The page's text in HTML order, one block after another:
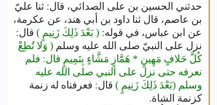
حدثني الحسين بن على الصدائي، قال: ثنا عليّ
بن عاصم، قال ثنا داود بن أبي هند، عن عكرمة،
عن ابن عباس، في قوله: ( بَعْدَ ذَلِكَ زَنِيمٍ ) قال:
نزل على النبيّ صلى الله عليه وسلم ( وَلا تُطِعْ
كُلَّ حَلافٍ مَهِينٍ * هَمَّازٍ مَشَّاءٍ بِنَمِيمٍ قال: فلم
نعرفه حتى نزل على النبي صلى الله عليه
وسلم (بَعْدَ ذَلِكَ زَنِيمٍ ) قال: فعرفناه له زنمة
كزنمة الشاة.